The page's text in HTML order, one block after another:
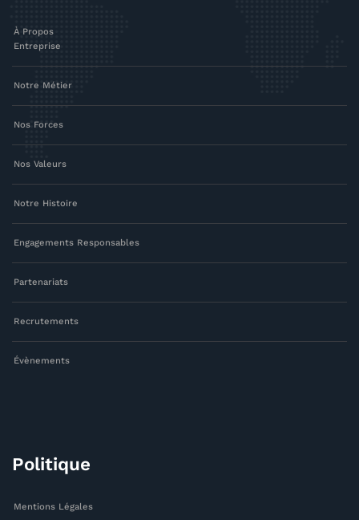
À Propos
Entreprise
Notre Métier
Nos Forces
Nos Valeurs
Notre Histoire
Engagements Responsables
Partenariats
Recrutements
Évènements
Politique
Mentions Légales